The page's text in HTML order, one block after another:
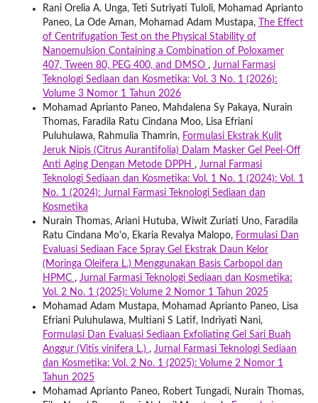
Rani Orelia A. Unga, Teti Sutriyati Tuloli, Mohamad Aprianto
Paneo, La Ode Aman, Mohamad Adam Mustapa,
The Effect
of Centrifugation Test on the Physical Stability of
Nanoemulsion Containing a Combination of Poloxamer
407, Tween 80, PEG 400, and DMSO , Jurnal Farmasi
Teknologi Sediaan dan Kosmetika: Vol. 3 No. 1 (2026):
Volume 3 Nomor 1 Tahun 2026
Mohamad Aprianto Paneo, Mahdalena Sy Pakaya, Nurain
Thomas, Faradila Ratu Cindana Moo, Lisa Efriani
Puluhulawa, Rahmulia Thamrin, Formulasi Ekstrak Kulit
Jeruk Nipis (Citrus Aurantifolia) Dalam Masker Gel Peel-Off
Anti Aging Dengan Metode DPPH , Jurnal Farmasi
Teknologi Sediaan dan Kosmetika: Vol. 1 No. 1 (2024): Vol. 1
No. 1 (2024): Jurnal Farmasi Teknologi Sediaan dan
Kosmetika
Nurain Thomas, Ariani Hutuba, Wiwit Zuriati Uno, Faradila
Ratu Cindana Mo'o, Ekaria Revalya Malopo, Formulasi Dan
Evaluasi Sediaan Face Spray Gel Ekstrak Daun Kelor
(Moringa Oleifera L.) Menggunakan Basis Carbopol dan
HPMC , Jurnal Farmasi Teknologi Sediaan dan Kosmetika:
Vol. 2 No. 1 (2025): Volume 2 Nomor 1 Tahun 2025
Mohamad Adam Mustapa, Mohamad Aprianto Paneo, Lisa
Efriani Puluhulawa, Multiani S Latif, Indriyati Nani,
Formulasi Dan Evaluasi Sediaan Exfoliating Gel Sari Buah
Anggur (Vitis vinifera L.) , Jurnal Farmasi Teknologi Sediaan
dan Kosmetika: Vol. 2 No. 1 (2025): Volume 2 Nomor 1
Tahun 2025
Mohamad Aprianto Paneo, Robert Tungadi, Nurain Thomas,